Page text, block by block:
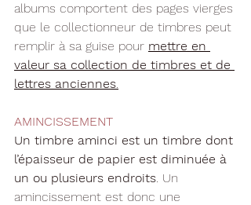
albums comportent des pages vierges
que le collectionneur de timbres peut
remplir à sa guise pour mettre en
valeur sa collection de timbres et de
lettres anciennes.
AMINCISSEMENT
Un timbre aminci est un timbre dont
l’épaisseur de papier est diminuée à
un ou plusieurs endroits. Un
amincissement est donc une